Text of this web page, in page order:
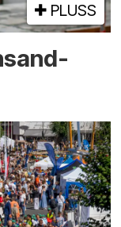
PLUSS